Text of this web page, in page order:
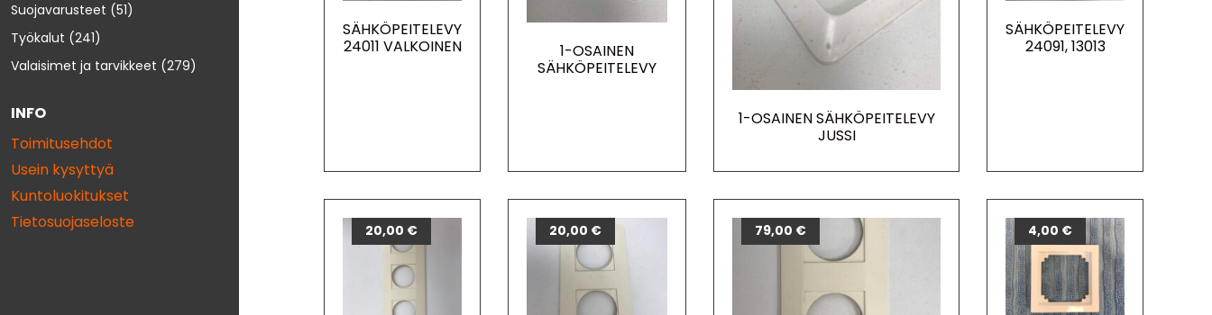
Suojavarusteet (51)
Työkalut (241)
Valaisimet ja tarvikkeet (279)
INFO
Toimitusehdot
Usein kysyttyä
Kuntoluokitukset
Tietosuojaseloste
SÄHKÖPEITELEVY
24011 VALKOINEN
1-OSAINEN
SÄHKÖPEITELEVY
1-OSAINEN SÄHKÖPEITELEVY
JUSSI
SÄHKÖPEITELEVY
24091, 13013
20,00 € 20,00 € 79,00 € 4,00 €